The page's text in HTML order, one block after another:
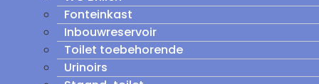
Fonteinkast
Inbouwreservoir
Toilet toebehorende
Urinoirs